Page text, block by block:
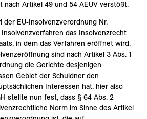
nach Artikel 49 und 54 AEUV verstößt.
der EU-Insolvenzverordnung Nr.
das Insolvenzrecht
in dem das Verfahren eröffnet wird.
sind nach Artikel 3 Abs. 1
die Gerichte desjenigen
Gebiet der Schuldner den
Interessen hat, hier also
stellte nun fest, dass § 64 Abs. 2
Norm im Sinne des Artikel